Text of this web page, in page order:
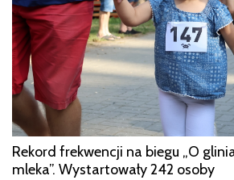
Rekord frekwencji na biegu „O
mleka”. Wystartowały 242 osoby